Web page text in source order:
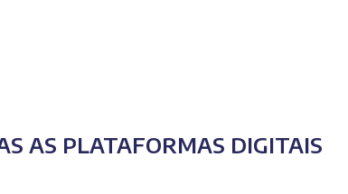
AS PLATAFORMAS DIGITAIS